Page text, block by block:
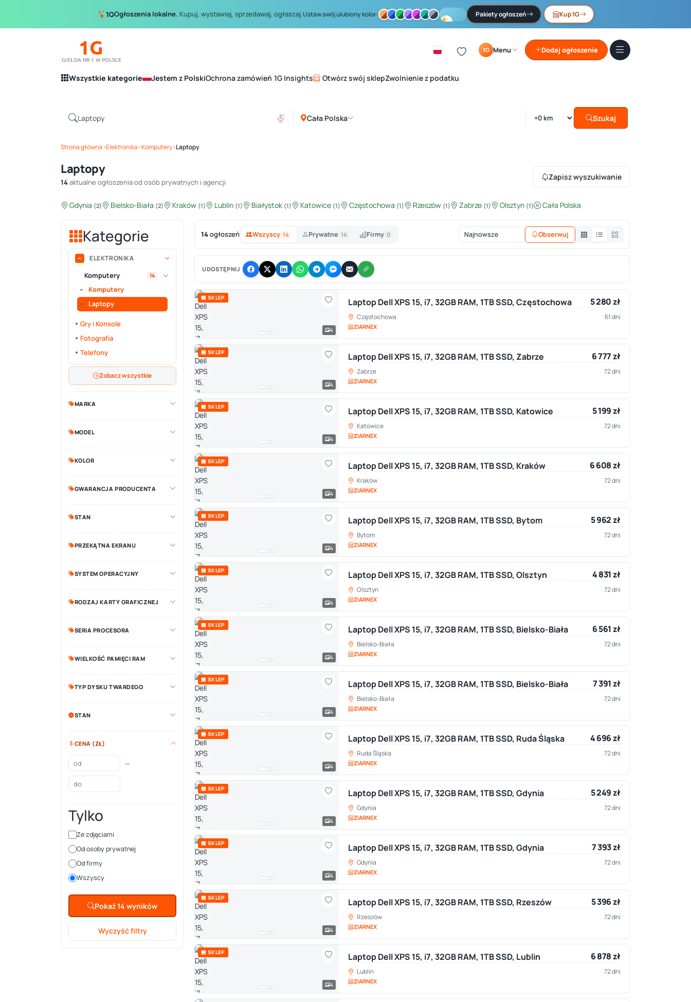
1GOgłoszenia lokalne. Kupuj, wystawiaj, sprzedawaj, ogłaszaj.Ustaw swój ulubiony kolor: Pakiety ogłoszeń Kup 1G
1G
GIEŁDA NR 1 W POLSCE
1G Menu Dodaj ogłoszenie
Wszystkie kategorie Jestem z PolskiOchrona zamówień 1G Insights Otwórz swój sklepZwolnienie z podatku
Cała Polska Szukaj
Strona główna›Elektronika›Komputery›Laptopy
Laptopy
14aktualne ogłoszenia od osób prywatnych i agencji
Zapisz wyszukiwanie
Gdynia (2) Bielsko-Biała (2) Kraków (1) Lublin (1) Białystok (1) Katowice (1) Częstochowa (1) Rzeszów (1) Zabrze (1) Olsztyn (1) Cała Polska
Kategorie
ELEKTRONIKA
Komputery 14
Komputery
Laptopy
Gry i Konsole
Fotografia
Telefony
Zobacz wszystkie
MARKA
MODEL
KOLOR
GWARANCJA PRODUCENTA
STAN
PRZEKĄTNA EKRANU
SYSTEM OPERACYJNY
RODZAJ KARTY GRAFICZNEJ
SERIA PROCESORA
WIELKOŚĆ PAMIĘCI RAM
TYP DYSKU TWARDEGO
STAN
CENA (ZŁ)
—
Tylko
Ze zdjęciami
Od osoby prywatnej
Od firmy
Wszyscy
Pokaż 14 wyników
Wyczyść filtry
14ogłoszeń Wszyscy 14 Prywatne 14 Firmy 0 Obserwuj
UDOSTĘPNIJ
🏪 SKLEP
4
Laptop Dell XPS 15, i7, 32GB RAM, 1TB SSD, Częstochowa 5 280 zł
Częstochowa 61 dni
ZIARNEX
🏪 SKLEP
4
Laptop Dell XPS 15, i7, 32GB RAM, 1TB SSD, Zabrze 6 777 zł
Zabrze 72 dni
ZIARNEX
🏪 SKLEP
4
Laptop Dell XPS 15, i7, 32GB RAM, 1TB SSD, Katowice 5 199 zł
Katowice 72 dni
ZIARNEX
🏪 SKLEP
4
Laptop Dell XPS 15, i7, 32GB RAM, 1TB SSD, Kraków 6 608 zł
Kraków 72 dni
ZIARNEX
🏪 SKLEP
4
Laptop Dell XPS 15, i7, 32GB RAM, 1TB SSD, Bytom 5 962 zł
Bytom 72 dni
ZIARNEX
🏪 SKLEP
4
Laptop Dell XPS 15, i7, 32GB RAM, 1TB SSD, Olsztyn 4 831 zł
Olsztyn 72 dni
ZIARNEX
🏪 SKLEP
4
Laptop Dell XPS 15, i7, 32GB RAM, 1TB SSD, Bielsko-Biała 6 561 zł
Bielsko-Biała 72 dni
ZIARNEX
🏪 SKLEP
4
Laptop Dell XPS 15, i7, 32GB RAM, 1TB SSD, Bielsko-Biała 7 391 zł
Bielsko-Biała 72 dni
ZIARNEX
🏪 SKLEP
4
Laptop Dell XPS 15, i7, 32GB RAM, 1TB SSD, Ruda Śląska 4 696 zł
Ruda Śląska 72 dni
ZIARNEX
🏪 SKLEP
4
Laptop Dell XPS 15, i7, 32GB RAM, 1TB SSD, Gdynia 5 249 zł
Gdynia 72 dni
ZIARNEX
🏪 SKLEP
4
Laptop Dell XPS 15, i7, 32GB RAM, 1TB SSD, Gdynia 7 393 zł
Gdynia 72 dni
ZIARNEX
🏪 SKLEP
4
Laptop Dell XPS 15, i7, 32GB RAM, 1TB SSD, Rzeszów 5 396 zł
Rzeszów 72 dni
ZIARNEX
🏪 SKLEP
4
Laptop Dell XPS 15, i7, 32GB RAM, 1TB SSD, Lublin 6 878 zł
Lublin 72 dni
ZIARNEX